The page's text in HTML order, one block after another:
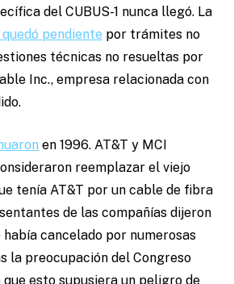
del CUBUS-1 nunca llegó. La
quedó pendiente por trámites no
técnicas no resueltas por
Inc., empresa relacionada con
en 1996. AT&T y MCI
reemplazar el viejo
tenía AT&T por un cable de fibra
de las compañías dijeron
cancelado por numerosas
la preocupación del Congreso
que esto supusiera un peligro de